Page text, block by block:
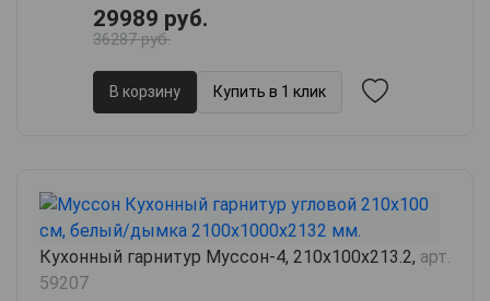
29989 руб.
36287 руб.
В корзину Купить в 1 клик
Кухонный гарнитур Муссон-4, 210х100х213.2, арт.
59207